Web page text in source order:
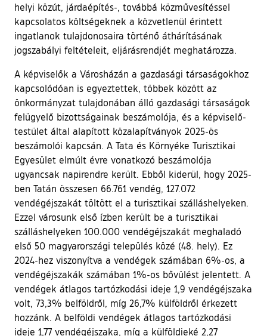
helyi közút, járdaépítés-, továbbá közművesítéssel
kapcsolatos költségeknek a közvetlenül érintett
ingatlanok tulajdonosaira történő áthárításának
jogszabályi feltételeit, eljárásrendjét meghatározza.
A képviselők a Városházán a gazdasági társaságokhoz
kapcsolódóan is egyeztettek, többek között az
önkormányzat tulajdonában álló gazdasági társaságok
felügyelő bizottságainak beszámolója, és a képviselő-
testület által alapított közalapítványok 2025-ös
beszámolói kapcsán. A Tata és Környéke Turisztikai
Egyesület elmúlt évre vonatkozó beszámolója
ugyancsak napirendre került. Ebből kiderül, hogy 2025-
ben Tatán összesen 66.761 vendég, 127.072
vendégéjszakát töltött el a turisztikai szálláshelyeken.
Ezzel városunk első ízben került be a turisztikai
szálláshelyeken 100.000 vendégéjszakát meghaladó
első 50 magyarországi település közé (48. hely). Ez
2024-hez viszonyítva a vendégek számában 6%-os, a
vendégéjszakák számában 1%-os bővülést jelentett. A
vendégek átlagos tartózkodási ideje 1,9 vendégéjszaka
volt, 73,3% belföldről, míg 26,7% külföldről érkezett
hozzánk. A belföldi vendégek átlagos tartózkodási
ideje 1,77 vendégéjszaka, míg a külföldieké 2,27